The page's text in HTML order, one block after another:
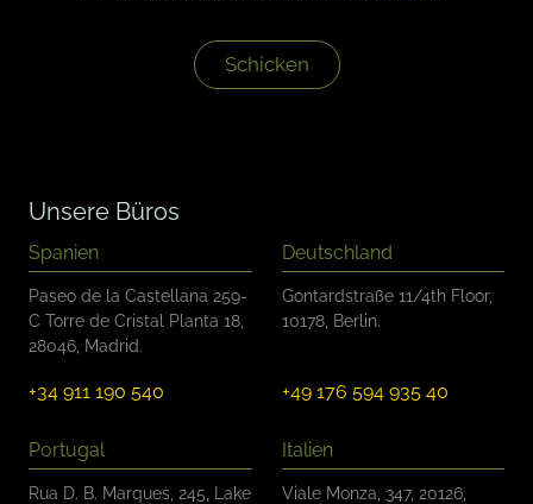
s
t
c
h
e
n
Schicken
Unsere Büros
Spanien
Paseo de la Castellana 259-
C Torre de Cristal Planta 18,
28046, Madrid.
+34 911 190 540
Deutschland
Gontardstraße 11/4th Floor,
10178, Berlin.
+49 176 594 935 40
Portugal
Rua D. B. Marques, 245, Lake
Italien
Viale Monza, 347, 20126,